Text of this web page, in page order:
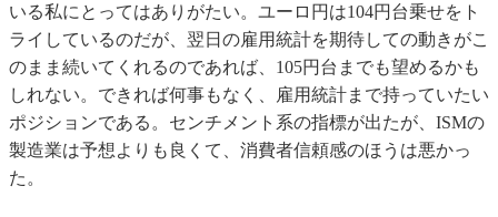
いる私にとってはありがたい。ユーロ円は104円台乗せをト
ライしているのだが、翌日の雇用統計を期待しての動きがこ
のまま続いてくれるのであれば、105円台までも望めるかも
しれない。できれば何事もなく、雇用統計まで持っていたい
ポジションである。センチメント系の指標が出たが、ISMの
製造業は予想よりも良くて、消費者信頼感のほうは悪かっ
た。